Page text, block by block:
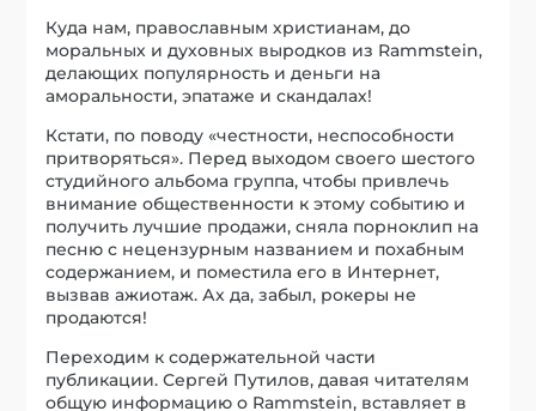
Куда нам, православным христианам, до
моральных и духовных выродков из Rammstein,
делающих популярность и деньги на
аморальности, эпатаже и скандалах!
Кстати, по поводу «честности, неспособности
притворяться». Перед выходом своего шестого
студийного альбома группа, чтобы привлечь
внимание общественности к этому событию и
получить лучшие продажи, сняла порноклип на
песню с нецензурным названием и похабным
содержанием, и поместила его в Интернет,
вызвав ажиотаж. Ах да, забыл, рокеры не
продаются!
Переходим к содержательной части
публикации. Сергей Путилов, давая читателям
общую информацию о Rammstein, вставляет в